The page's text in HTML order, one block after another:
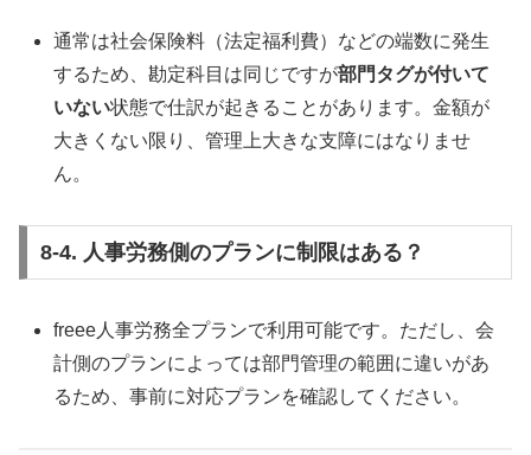
通常は社会保険料（法定福利費）などの端数に発生
するため、勘定科目は同じですが部門タグが付いて
いない状態で仕訳が起きることがあります。金額が
大きくない限り、管理上大きな支障にはなりませ
ん。
8-4. 人事労務側のプランに制限はある？
freee人事労務全プランで利用可能です。ただし、会
計側のプランによっては部門管理の範囲に違いがあ
るため、事前に対応プランを確認してください。